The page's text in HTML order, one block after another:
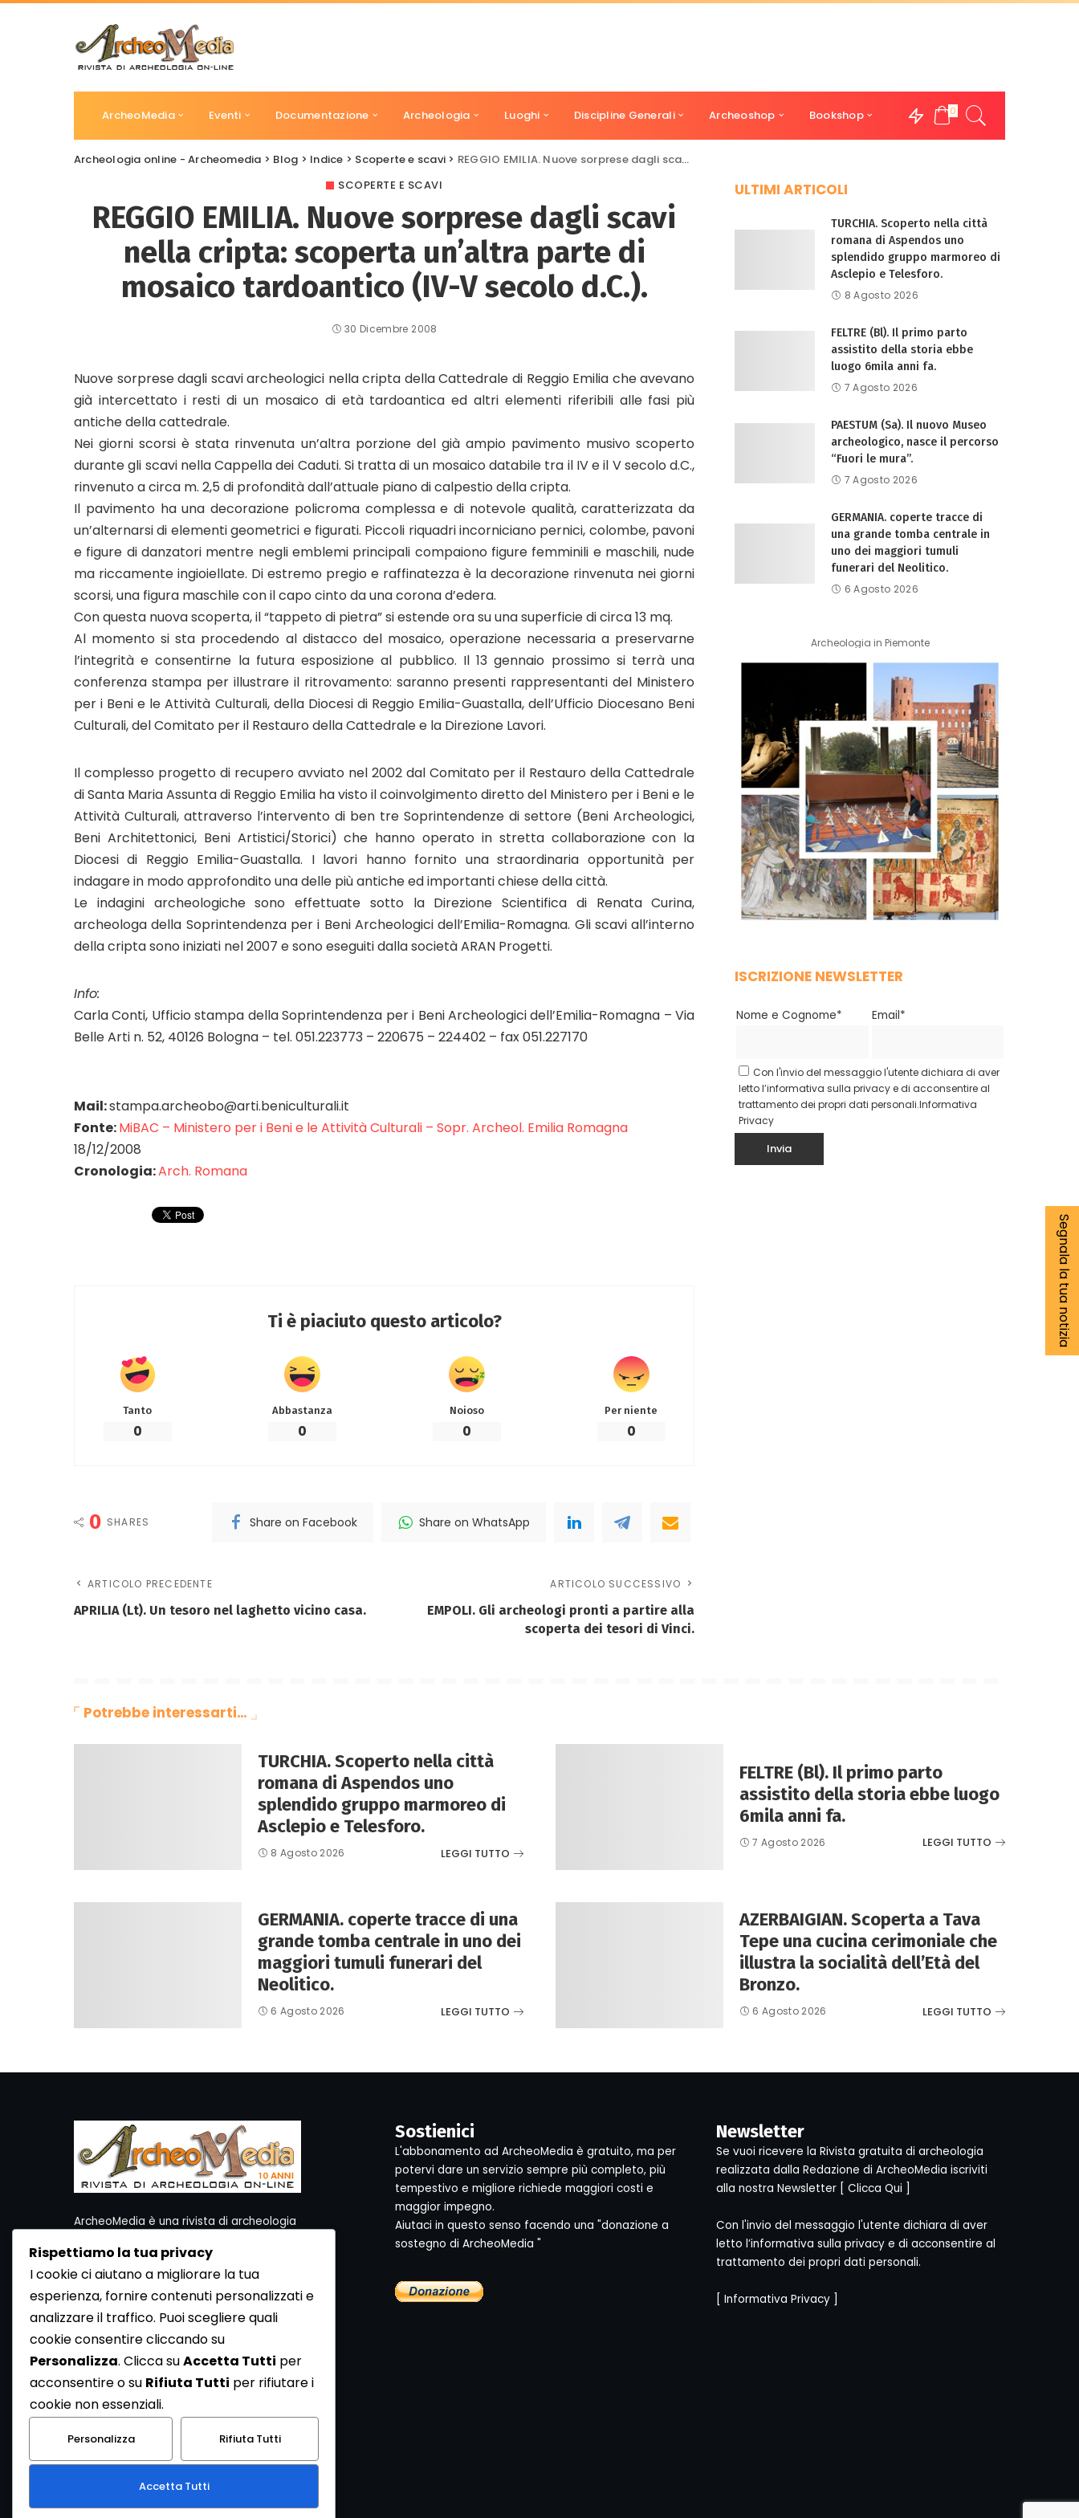
ArcheoMedia Eventi Documentazione Archeologia Luoghi Discipline Generali Archeoshop Bookshop 0
Archeologia online - Archeomedia > Blog > Indice > Scoperte e scavi > REGGIO EMILIA. Nuove sorprese dagli scavi nella cripta: scoperta un’altra parte di mosaico tardoantico (IV-V secolo d.C.).
SCOPERTE E SCAVI
REGGIO EMILIA. Nuove sorprese dagli scavi
nella cripta: scoperta un’altra parte di
mosaico tardoantico (IV-V secolo d.C.).
30 Dicembre 2008
Nuove sorprese dagli scavi archeologici nella cripta della Cattedrale di Reggio Emilia che avevano
già intercettato i resti di un mosaico di età tardoantica ed altri elementi riferibili alle fasi più
antiche della cattedrale.
Nei giorni scorsi è stata rinvenuta un’altra porzione del già ampio pavimento musivo scoperto
durante gli scavi nella Cappella dei Caduti. Si tratta di un mosaico databile tra il IV e il V secolo d.C.,
rinvenuto a circa m. 2,5 di profondità dall’attuale piano di calpestio della cripta.
Il pavimento ha una decorazione policroma complessa e di notevole qualità, caratterizzata da
un’alternarsi di elementi geometrici e figurati. Piccoli riquadri incorniciano pernici, colombe, pavoni
e figure di danzatori mentre negli emblemi principali compaiono figure femminili e maschili, nude
ma riccamente ingioiellate. Di estremo pregio e raffinatezza è la decorazione rinvenuta nei giorni
scorsi, una figura maschile con il capo cinto da una corona d’edera.
Con questa nuova scoperta, il “tappeto di pietra” si estende ora su una superficie di circa 13 mq.
Al momento si sta procedendo al distacco del mosaico, operazione necessaria a preservarne
l’integrità e consentirne la futura esposizione al pubblico. Il 13 gennaio prossimo si terrà una
conferenza stampa per illustrare il ritrovamento: saranno presenti rappresentanti del Ministero
per i Beni e le Attività Culturali, della Diocesi di Reggio Emilia-Guastalla, dell’Ufficio Diocesano Beni
Culturali, del Comitato per il Restauro della Cattedrale e la Direzione Lavori.
Il complesso progetto di recupero avviato nel 2002 dal Comitato per il Restauro della Cattedrale
di Santa Maria Assunta di Reggio Emilia ha visto il coinvolgimento diretto del Ministero per i Beni e le
Attività Culturali, attraverso l’intervento di ben tre Soprintendenze di settore (Beni Archeologici,
Beni Architettonici, Beni Artistici/Storici) che hanno operato in stretta collaborazione con la
Diocesi di Reggio Emilia-Guastalla. I lavori hanno fornito una straordinaria opportunità per
indagare in modo approfondito una delle più antiche ed importanti chiese della città.
Le indagini archeologiche sono effettuate sotto la Direzione Scientifica di Renata Curina,
archeologa della Soprintendenza per i Beni Archeologici dell’Emilia-Romagna. Gli scavi all’interno
della cripta sono iniziati nel 2007 e sono eseguiti dalla società ARAN Progetti.
Info:
Carla Conti, Ufficio stampa della Soprintendenza per i Beni Archeologici dell’Emilia-Romagna – Via
Belle Arti n. 52, 40126 Bologna – tel. 051.223773 – 220675 – 224402 – fax 051.227170
Mail:stampa.archeobo@arti.beniculturali.it
Fonte:MiBAC – Ministero per i Beni e le Attività Culturali – Sopr. Archeol. Emilia Romagna
18/12/2008
Cronologia:Arch. Romana
Ti è piaciuto questo articolo?
Tanto
0
Abbastanza
0
Noioso
0
Per niente
0
0 SHARES Share on Facebook Share on WhatsApp
ARTICOLO PRECEDENTE
APRILIA (Lt). Un tesoro nel laghetto vicino casa.
ARTICOLO SUCCESSIVO
EMPOLI. Gli archeologi pronti a partire alla
scoperta dei tesori di Vinci.
ULTIMI ARTICOLI
TURCHIA. Scoperto nella città
romana di Aspendos uno
splendido gruppo marmoreo di
Asclepio e Telesforo.
8 Agosto 2026
FELTRE (Bl). Il primo parto
assistito della storia ebbe
luogo 6mila anni fa.
7 Agosto 2026
PAESTUM (Sa). Il nuovo Museo
archeologico, nasce il percorso
“Fuori le mura”.
7 Agosto 2026
GERMANIA. coperte tracce di
una grande tomba centrale in
uno dei maggiori tumuli
funerari del Neolitico.
6 Agosto 2026
Archeologia in Piemonte
ISCRIZIONE NEWSLETTER
Nome e Cognome* Email*
Con l'invio del messaggio l'utente dichiara di aver
letto l’informativa sulla privacy e di acconsentire al
trattamento dei propri dati personali.Informativa
Privacy
Potrebbe interessarti…
TURCHIA. Scoperto nella città
romana di Aspendos uno
splendido gruppo marmoreo di
Asclepio e Telesforo.
8 Agosto 2026 LEGGI TUTTO
FELTRE (Bl). Il primo parto
assistito della storia ebbe luogo
6mila anni fa.
7 Agosto 2026 LEGGI TUTTO
GERMANIA. coperte tracce di una
grande tomba centrale in uno dei
maggiori tumuli funerari del
Neolitico.
6 Agosto 2026 LEGGI TUTTO
AZERBAIGIAN. Scoperta a Tava
Tepe una cucina cerimoniale che
illustra la socialità dell’Età del
Bronzo.
6 Agosto 2026 LEGGI TUTTO
Segnala la tua notizia
ArcheoMedia è una rivista di archeologia
Per contattare la Redazione potete utilizzare i
seguenti recapiti:
Redazione ArcheoMedia c/o Mediares S.c.
Via Gioberti 80/D - 10128 Torino
Tel 011.5806363 - Fax 011.5808561
http://www.mediares.to.it
http://www.didatticatorino.it
Sostienici
L'abbonamento ad ArcheoMedia è gratuito, ma per
potervi dare un servizio sempre più completo, più
tempestivo e migliore richiede maggiori costi e
maggior impegno.
Aiutaci in questo senso facendo una "donazione a
sostegno di ArcheoMedia "
Newsletter
Se vuoi ricevere la Rivista gratuita di archeologia
realizzata dalla Redazione di ArcheoMedia iscriviti
alla nostra Newsletter [ Clicca Qui ]
Con l'invio del messaggio l'utente dichiara di aver
letto l’informativa sulla privacy e di acconsentire al
trattamento dei propri dati personali.
[ Informativa Privacy]
Rispettiamo la tua privacy
I cookie ci aiutano a migliorare la tua
esperienza, fornire contenuti personalizzati e
analizzare il traffico. Puoi scegliere quali
cookie consentire cliccando su
Personalizza. Clicca suAccetta Tutti per
acconsentire o su Rifiuta Tutti per rifiutare i
cookie non essenziali.
Personalizza Rifiuta Tutti
Accetta Tutti